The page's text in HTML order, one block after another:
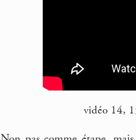
vidéo 14,